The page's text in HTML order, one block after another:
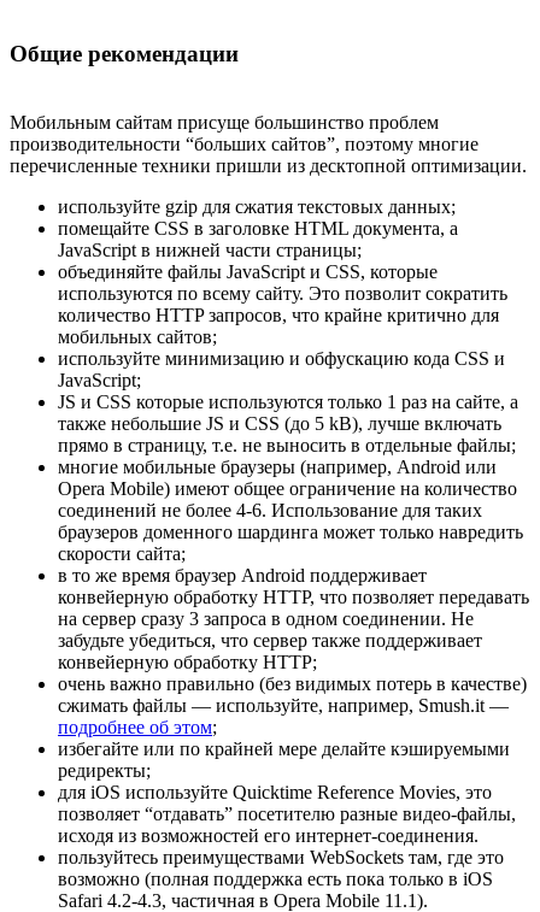
Общие рекомендации
Мобильным сайтам присуще большинство проблем
производительности “больших сайтов”, поэтому многие
перечисленные техники пришли из десктопной оптимизации.
используйте gzip для сжатия текстовых данных;
помещайте CSS в заголовке HTML документа, а
JavaScript в нижней части страницы;
объединяйте файлы JavaScript и CSS, которые
используются по всему сайту. Это позволит сократить
количество HTTP запросов, что крайне критично для
мобильных сайтов;
используйте минимизацию и обфускацию кода CSS и
JavaScript;
JS и CSS которые используются только 1 раз на сайте, а
также небольшие JS и CSS (до 5 kB), лучше включать
прямо в страницу, т.е. не выносить в отдельные файлы;
многие мобильные браузеры (например, Android или
Opera Mobile) имеют общее ограничение на количество
соединений не более 4-6. Использование для таких
браузеров доменного шардинга может только навредить
скорости сайта;
в то же время браузер Android поддерживает
конвейерную обработку HTTP, что позволяет передавать
на сервер сразу 3 запроса в одном соединении. Не
забудьте убедиться, что сервер также поддерживает
конвейерную обработку HTTP;
очень важно правильно (без видимых потерь в качестве)
сжимать файлы — используйте, например, Smush.it —
подробнее об этом;
избегайте или по крайней мере делайте кэшируемыми
редиректы;
для iOS используйте Quicktime Reference Movies, это
позволяет “отдавать” посетителю разные видео-файлы,
исходя из возможностей его интернет-соединения.
пользуйтесь преимуществами WebSockets там, где это
возможно (полная поддержка есть пока только в iOS
Safari 4.2-4.3, частичная в Opera Mobile 11.1).